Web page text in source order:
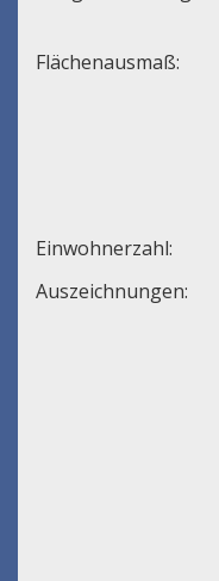
Flächenausmaß:
Einwohnerzahl:
Auszeichnungen: